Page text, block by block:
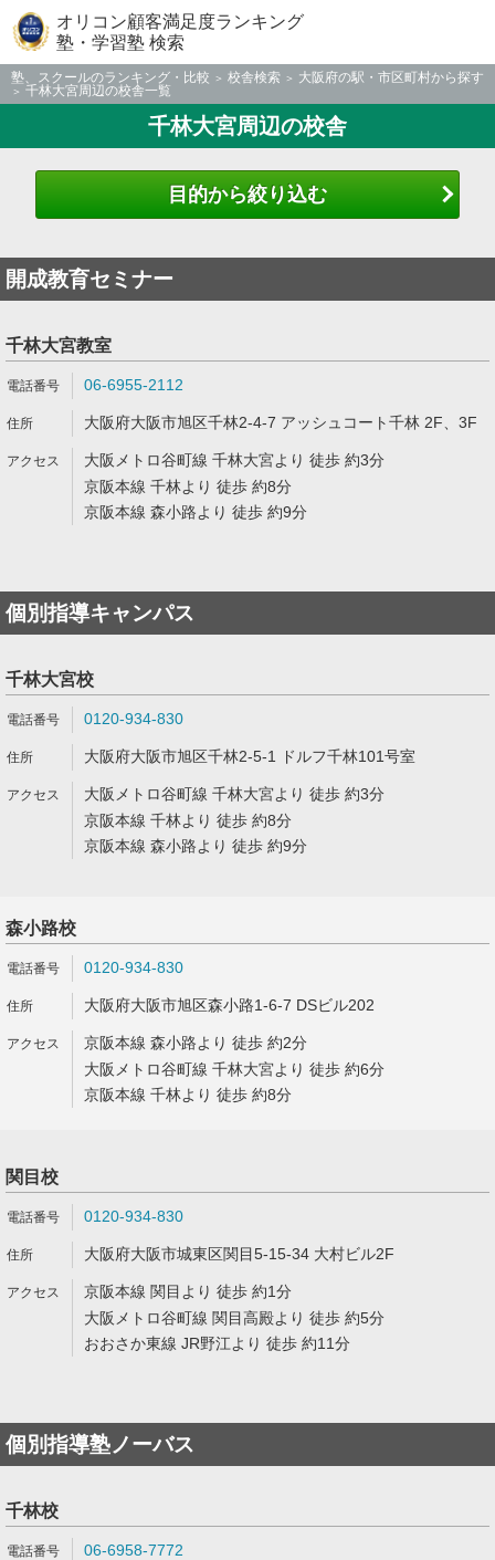
オリコン顧客満足度ランキング
塾・学習塾 検索
塾、スクールのランキング・比較 校舎検索
大阪府の駅・市区町村から探す
千林大宮周辺の校舎一覧
千林大宮周辺の校舎
目的から絞り込む
開成教育セミナー
千林大宮教室
06-6955-2112
大阪府大阪市旭区千林2-4-7 アッシュコート千林 2F、3F
大阪メトロ谷町線 千林大宮より 徒歩 約3分
京阪本線 千林より 徒歩 約8分
京阪本線 森小路より 徒歩 約9分
個別指導キャンパス
千林大宮校
0120-934-830
大阪府大阪市旭区千林2-5-1 ドルフ千林101号室
大阪メトロ谷町線 千林大宮より 徒歩 約3分
京阪本線 千林より 徒歩 約8分
京阪本線 森小路より 徒歩 約9分
森小路校
0120-934-830
大阪府大阪市旭区森小路1-6-7 DSビル202
京阪本線 森小路より 徒歩 約2分
大阪メトロ谷町線 千林大宮より 徒歩 約6分
京阪本線 千林より 徒歩 約8分
関目校
0120-934-830
大阪府大阪市城東区関目5-15-34 大村ビル2F
京阪本線 関目より 徒歩 約1分
大阪メトロ谷町線 関目高殿より 徒歩 約5分
おおさか東線 JR野江より 徒歩 約11分
個別指導塾ノーバス
千林校
06-6958-7772